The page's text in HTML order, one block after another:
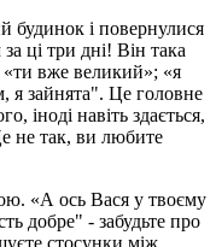
будинок і повернулися
ці три дні! Він така
«ти вже великий»; «я
я зайнята". Це головне
іноді навіть здається,
не так, ви любите
«А ось Вася у твоєму
добре" - забудьте про